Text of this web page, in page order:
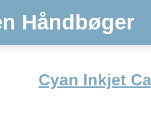
Håndbøger
Cyan Inkjet